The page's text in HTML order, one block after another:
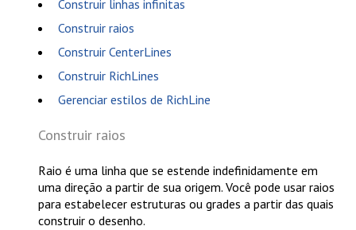
Construir linhas infinitas
Construir raios
Construir CenterLines
Construir RichLines
Gerenciar estilos de RichLine
Construir raios
Raio é uma linha que se estende indefinidamente em
uma direção a partir de sua origem. Você pode usar raios
para estabelecer estruturas ou grades a partir das quais
construir o desenho.